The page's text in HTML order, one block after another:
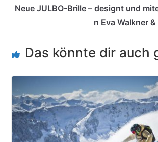
Neue JULBO-Brille – designt und
n Eva Walkner
Das könnte dir auch